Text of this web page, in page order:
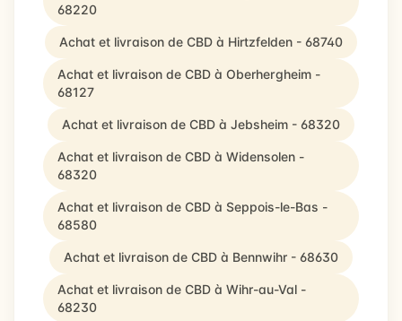
68220
Achat et livraison de CBD à Hirtzfelden - 68740
Achat et livraison de CBD à Oberhergheim -
68127
Achat et livraison de CBD à Jebsheim - 68320
Achat et livraison de CBD à Widensolen -
68320
Achat et livraison de CBD à Seppois-le-Bas -
68580
Achat et livraison de CBD à Bennwihr - 68630
Achat et livraison de CBD à Wihr-au-Val -
68230